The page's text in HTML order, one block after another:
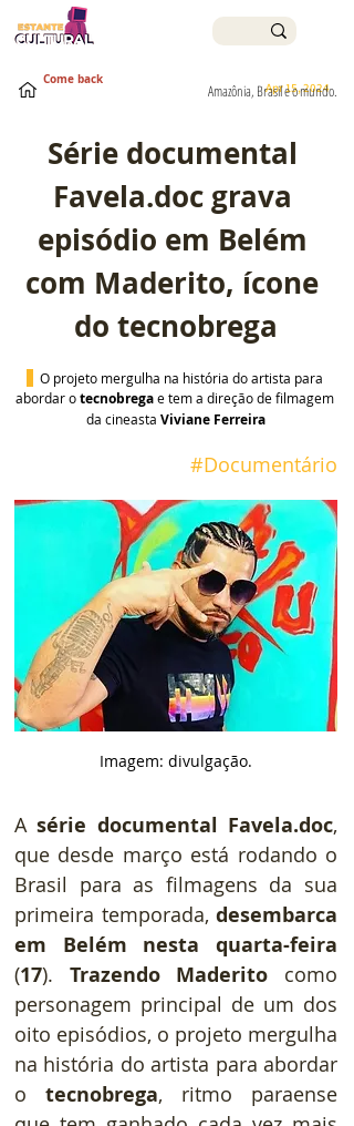
Apr 15, 2024
Amazônia, Brasil e o mundo.
Come back
Série documental
Favela.doc grava
episódio em Belém
com Maderito, ícone
do tecnobrega
O projeto mergulha na história do artista para
abordar o tecnobrega e tem a direção de filmagem
da cineasta Viviane Ferreira
#Documentário
Imagem: divulgação.
A série documental Favela.doc,
que desde março está rodando o
Brasil para as filmagens da sua
primeira temporada, desembarca
em Belém nesta quarta-feira
(17). Trazendo Maderito como
personagem principal de um dos
oito episódios, o projeto mergulha
na história do artista para abordar
o tecnobrega, ritmo paraense